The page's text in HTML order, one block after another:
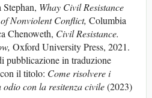
Whay CivilResistance
ofNonviolent Conflict, Columbia
Chenoweth, CivilResistance.
Oxford University Press, 2021.
pubblicazione in traduzione
il titolo: Comerisolverei
odioconlaresitenzacivile(2023)